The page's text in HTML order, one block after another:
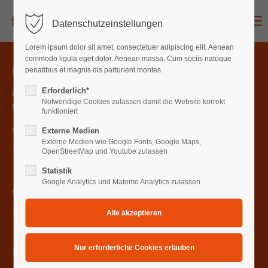
Login
Benutzername
Passwort
Anmelden
Register|Lost your password?
Support
Lorem ipsum dolor sit amet:
Praxis für Nuklearmedizin
Doktor (Univ. Teheran) Elham Nabavi
Fachärztin für Nuklearmeidizin
Luisenstraße 5, 30159 Hannover
Telefon0511 327979
email: praxis@nabavi-nuklearmedizin.de
Telefax: 05113681707
Unsere Sprechzeiten
Datenschutzeinstellungen
Lorem ipsum dolor sit amet, consectetuer adipiscing elit. Aenean
commodo ligula eget dolor. Aenean massa. Cum sociis natoque
penatibus et magnis dis parturient montes.
Erforderlich*
Notwendige Cookies zulassen damit die Website korrekt
funktioniert
Externe Medien
Externe Medien wie Google Fonts, Google Maps,
OpenStreetMap und Youtube zulassen
Statistik
Google Analytics und Matomo Analytics zulassen